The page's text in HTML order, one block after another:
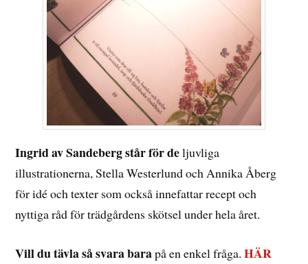
Ingrid av Sandeberg står för deljuvliga
illustrationerna, Stella Westerlund och Annika Åberg
för idé och texter som också innefattar recept och
nyttiga råd för trädgårdens skötsel under hela året.
Vill du tävla så svara barapå en enkel fråga.HÄR